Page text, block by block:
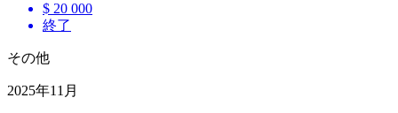
$ 20 000
終了
その他
2025年11月